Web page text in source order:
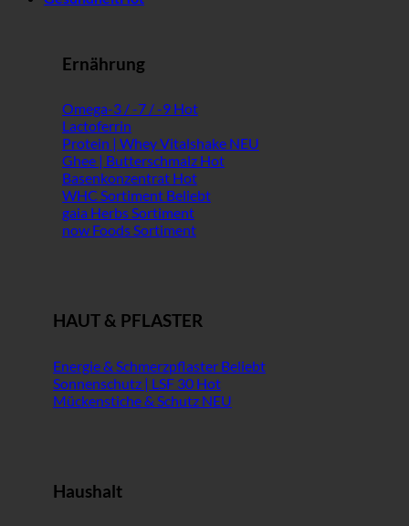
Ernährung
Omega-3 / -7 / -9
Lactoferrin
Protein | Whey Vitalshake
Ghee | Butterschmalz
Basenkonzentrat
WHC Sortiment
gaia Herbs Sortiment
now Foods Sortiment
HAUT & PFLASTER
Energie & Schmerzpflaster
Sonnenschutz | LSF 30
Mückenstiche & Schutz
Haushalt